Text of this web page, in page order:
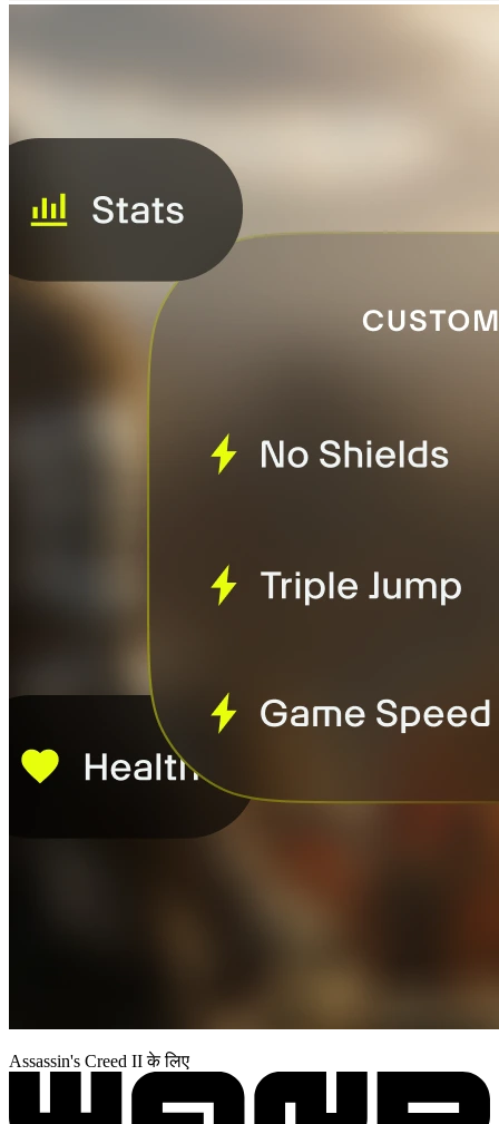
Assassin's Creed II के लिए